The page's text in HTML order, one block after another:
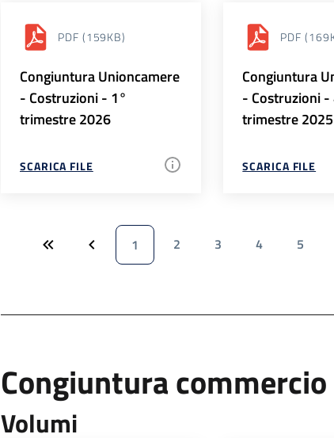
PDF (159KB)
Congiuntura Unioncamere
- Costruzioni - 1°
trimestre 2026
SCARICA FILE
PDF
Congiuntura
- Costruzioni -
trimestre 2025
SCARICA FILE
1 2 3 4 5
Congiuntura commercio
Volumi